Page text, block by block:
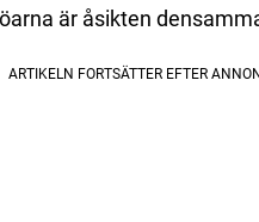
är åsikten